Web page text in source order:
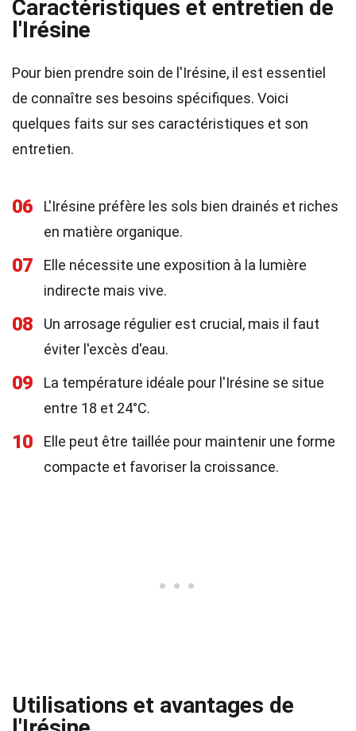
Caractéristiques et entretien de
l'Irésine
Pour bien prendre soin de l'Irésine, il est essentiel
de connaître ses besoins spécifiques. Voici
quelques faits sur ses caractéristiques et son
entretien.
06
L'Irésine préfère les sols bien drainés et riches
en matière organique.
07
Elle nécessite une exposition à la lumière
indirecte mais vive.
08
Un arrosage régulier est crucial, mais il faut
éviter l'excès d'eau.
09
La température idéale pour l'Irésine se situe
entre 18 et 24°C.
10
Elle peut être taillée pour maintenir une forme
compacte et favoriser la croissance.
Utilisations et avantages de